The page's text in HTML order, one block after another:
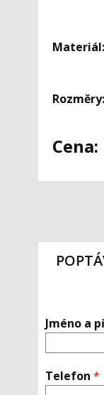
Materiál:
Rozměry:
Cena:
Jméno a
Telefon *